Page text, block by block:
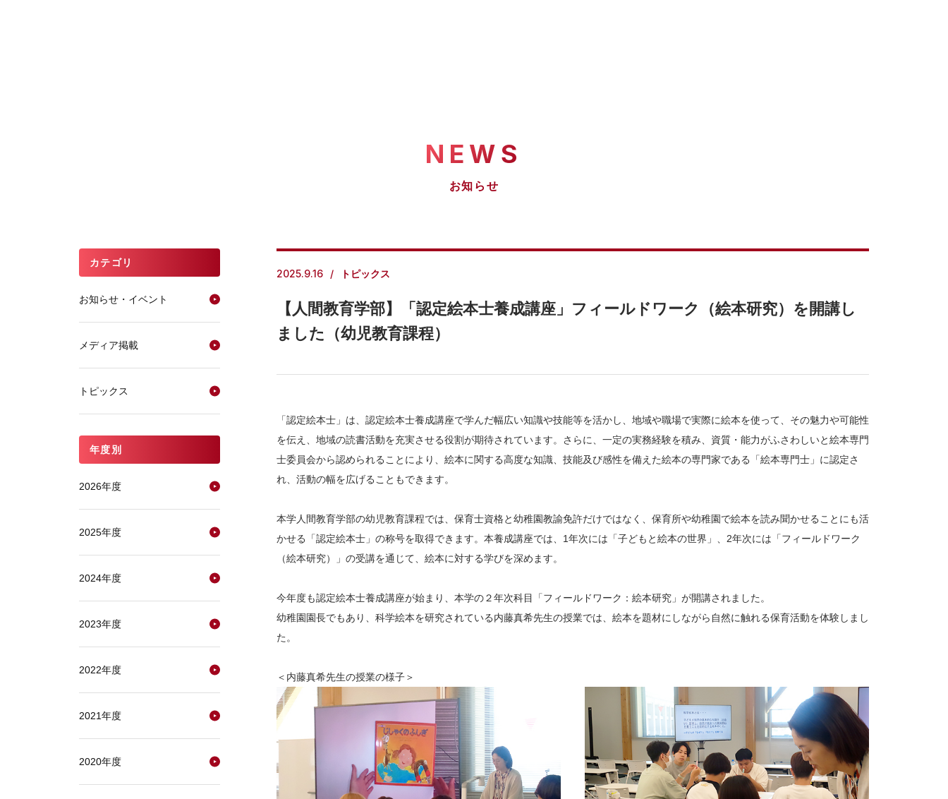
NEWS
お知らせ
2025.9.16 トピックス
【人間教育学部】「認定絵本士養成講座」フィールドワーク（絵本研究）を開講し
ました（幼児教育課程）
「認定絵本士」は、認定絵本士養成講座で学んだ幅広い知識や技能等を活かし、地域や職場で実際に絵本を使って、その魅力や可能性
を伝え、地域の読書活動を充実させる役割が期待されています。さらに、一定の実務経験を積み、資質・能力がふさわしいと絵本専門
士委員会から認められることにより、絵本に関する高度な知識、技能及び感性を備えた絵本の専門家である「絵本専門士」に認定さ
れ、活動の幅を広げることもできます。
本学人間教育学部の幼児教育課程では、保育士資格と幼稚園教諭免許だけではなく、保育所や幼稚園で絵本を読み聞かせることにも活
かせる「認定絵本士」の称号を取得できます。本養成講座では、1年次には「子どもと絵本の世界」、2年次には「フィールドワーク
（絵本研究）」の受講を通じて、絵本に対する学びを深めます。
今年度も認定絵本士養成講座が始まり、本学の２年次科目「フィールドワーク：絵本研究」が開講されました。
幼稚園園長でもあり、科学絵本を研究されている内藤真希先生の授業では、絵本を題材にしながら自然に触れる保育活動を体験しまし
た。
＜内藤真希先生の授業の様子＞
カテゴリ
お知らせ・イベント
メディア掲載
トピックス
年度別
2026年度
2025年度
2024年度
2023年度
2022年度
2021年度
2020年度